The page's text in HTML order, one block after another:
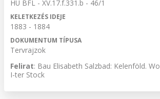
HU BFL - XV.17.f.331.b - 46/1
KELETKEZÉS IDEJE
1883 - 1884
DOKUMENTUM TÍPUSA
Tervrajzok
Felirat: Bau Elisabeth Salzbad: Kelenföld.
I-ter Stock